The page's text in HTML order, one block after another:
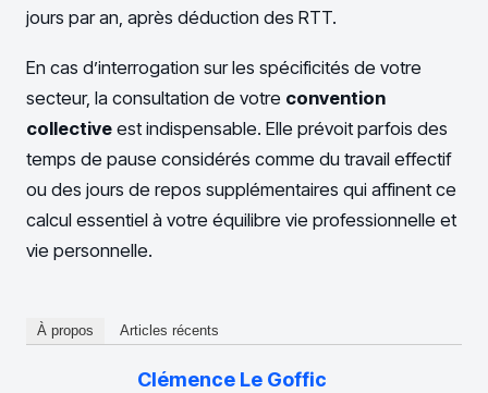
jours par an, après déduction des RTT.
En cas d’interrogation sur les spécificités de votre
secteur, la consultation de votre convention
collective est indispensable. Elle prévoit parfois des
temps de pause considérés comme du travail effectif
ou des jours de repos supplémentaires qui affinent ce
calcul essentiel à votre équilibre vie professionnelle et
vie personnelle.
À propos Articles récents
Clémence Le Goffic